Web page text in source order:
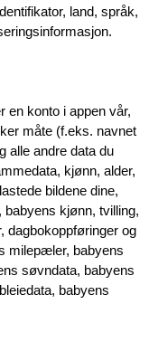
land, språk,
en konto i appen vår,
måte (f.eks. navnet
alle andre data du
kjønn, alder,
bildene dine,
kjønn, tvilling,
dagbokoppføringer og
milepæler, babyens
søvndata, babyens
babyens